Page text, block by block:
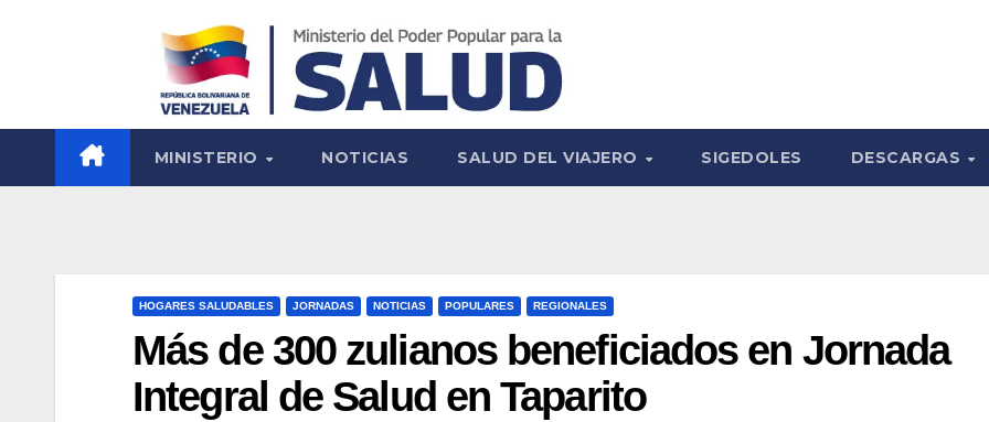
MINISTERIO NOTICIAS SALUD DEL VIAJERO SIGEDOLES DESCARGAS
HOGARES SALUDABLES JORNADAS NOTICIAS POPULARES REGIONALES
Más de 300 zulianos beneficiados en Jornada
Integral de Salud en Taparito